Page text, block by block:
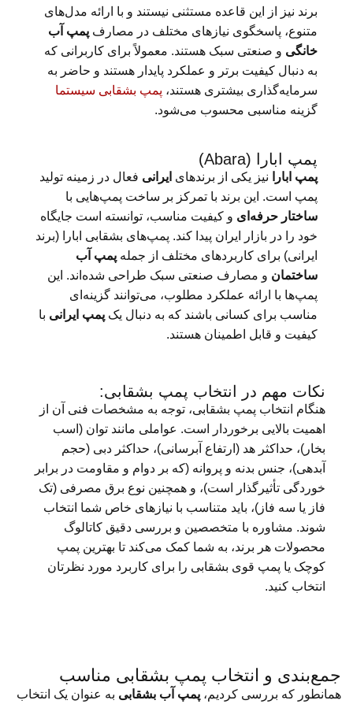
برند نیز از این قاعده مستثنی نیستند و با ارائه مدل‌های
متنوع، پاسخگوی نیازهای مختلف در مصارف پمپ آب
خانگی و صنعتی سبک هستند. معمولاً برای کاربرانی که
به دنبال کیفیت برتر و عملکرد پایدار هستند و حاضر به
سرمایه‌گذاری بیشتری هستند، پمپ بشقابی سیستما
گزینه مناسبی محسوب می‌شود.
پمپ ابارا (Abara)
پمپ ابارا نیز یکی از برندهای ایرانی فعال در زمینه تولید
پمپ است. این برند با تمرکز بر ساخت پمپ‌هایی با
ساختار حرفه‌ای و کیفیت مناسب، توانسته است جایگاه
خود را در بازار ایران پیدا کند. پمپ‌های بشقابی ابارا (برند
ایرانی) برای کاربردهای مختلف از جمله پمپ آب
ساختمان و مصارف صنعتی سبک طراحی شده‌اند. این
پمپ‌ها با ارائه عملکرد مطلوب، می‌توانند گزینه‌ای
مناسب برای کسانی باشند که به دنبال یک پمپ ایرانی با
کیفیت و قابل اطمینان هستند.
نکات مهم در انتخاب پمپ بشقابی:
هنگام انتخاب پمپ بشقابی، توجه به مشخصات فنی آن از
اهمیت بالایی برخوردار است. عواملی مانند توان (اسب
بخار)، حداکثر هد (ارتفاع آبرسانی)، حداکثر دبی (حجم
آبدهی)، جنس بدنه و پروانه (که بر دوام و مقاومت در برابر
خوردگی تأثیرگذار است)، و همچنین نوع برق مصرفی (تک
فاز یا سه فاز)، باید متناسب با نیازهای خاص شما انتخاب
شوند. مشاوره با متخصصین و بررسی دقیق کاتالوگ
محصولات هر برند، به شما کمک می‌کند تا بهترین پمپ
کوچک یا پمپ قوی بشقابی را برای کاربرد مورد نظرتان
انتخاب کنید.
جمع‌بندی و انتخاب پمپ بشقابی مناسب
همانطور که بررسی کردیم، پمپ آب بشقابی به عنوان یک انتخاب